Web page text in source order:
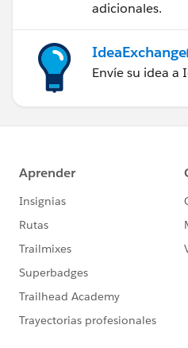
adicionales.
IdeaExchange
Envíe su idea a